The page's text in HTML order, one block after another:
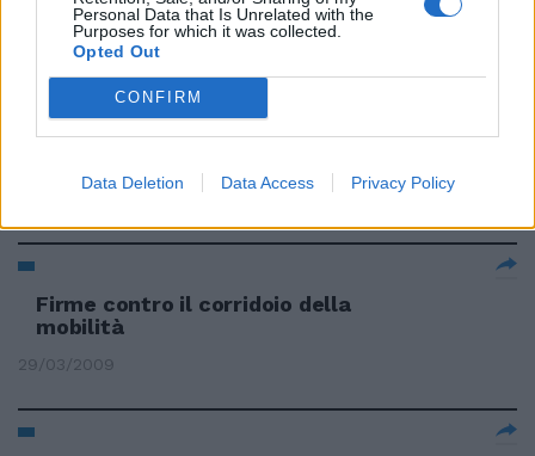
Personal Data that Is Unrelated with the
Purposes for which it was collected.
Opted Out
CONFIRM
Data Deletion Data Access Privacy Policy
19/07/2009
«Adesso il corridoio della
Firme contro il corridoio della
mobilità
29/03/2009